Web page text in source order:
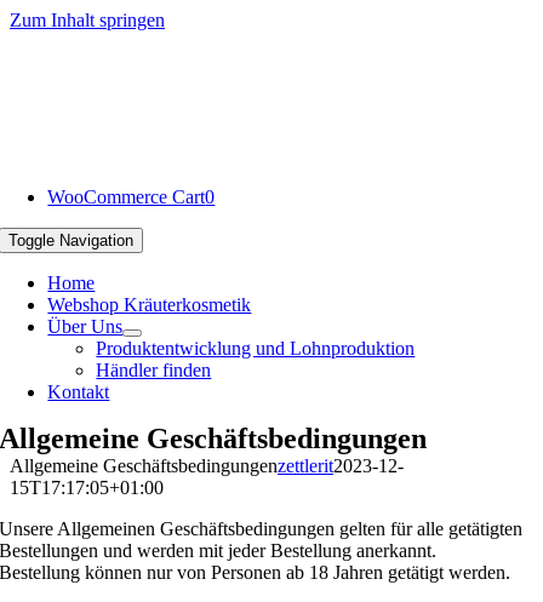
Zum Inhalt springen
WooCommerce Cart0
Toggle Navigation
Home
Webshop Kräuterkosmetik
Über Uns
Produktentwicklung und Lohnproduktion
Händler finden
Kontakt
Allgemeine Geschäftsbedingungen
Allgemeine Geschäftsbedingungenzettlerit2023-12-
15T17:17:05+01:00
Unsere Allgemeinen Geschäftsbedingungen gelten für alle getätigten
Bestellungen und werden mit jeder Bestellung anerkannt.
Bestellung können nur von Personen ab 18 Jahren getätigt werden.